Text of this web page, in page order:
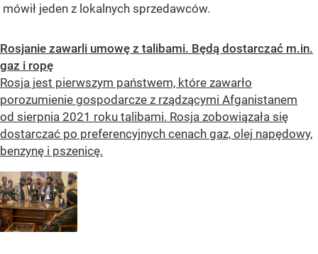
mówił jeden z lokalnych sprzedawców.
Rosjanie zawarli umowę z talibami. Będą dostarczać m.in.
gaz i ropę
Rosja jest pierwszym państwem, które zawarło
porozumienie gospodarcze z rządzącymi Afganistanem
od sierpnia 2021 roku talibami. Rosja zobowiązała się
dostarczać po preferencyjnych cenach gaz, olej napędowy,
benzynę i pszenicę.